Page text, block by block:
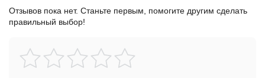
Отзывов пока нет. Станьте первым, помогите другим сделать
правильный выбор!